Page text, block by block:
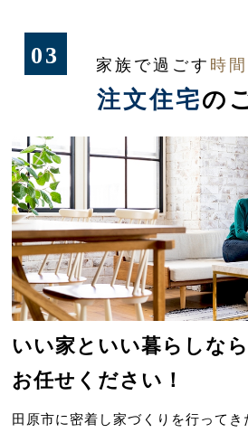
03 家族で過ごす 時間
注文住宅の
いい家といい暮らしなら
お任せください！
田原市に密着し家づくりを行ってき